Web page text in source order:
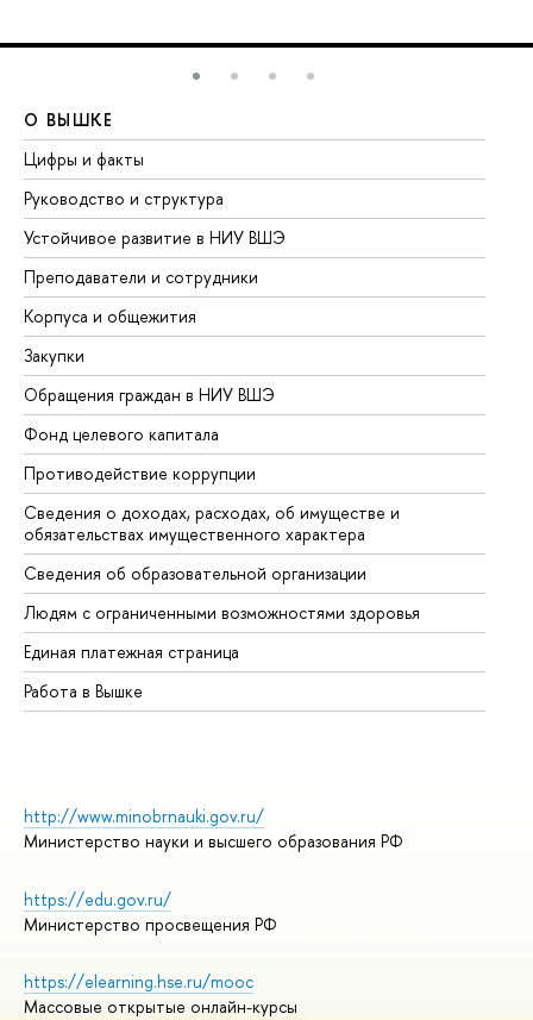
О ВЫШКЕ
Цифры и факты
Руководство и структура
Устойчивое развитие в НИУ ВШЭ
Преподаватели и сотрудники
Корпуса и общежития
Закупки
Обращения граждан в НИУ ВШЭ
Фонд целевого капитала
Противодействие коррупции
Сведения о доходах, расходах, об имуществе и
обязательствах имущественного характера
Сведения об образовательной организации
Людям с ограниченными возможностями здоровья
Единая платежная страница
Работа в Вышке
http://www.minobrnauki.gov.ru/
Министерство науки и высшего образования РФ
https://edu.gov.ru/
Министерство просвещения РФ
https://elearning.hse.ru/mooc
Массовые открытые онлайн-курсы